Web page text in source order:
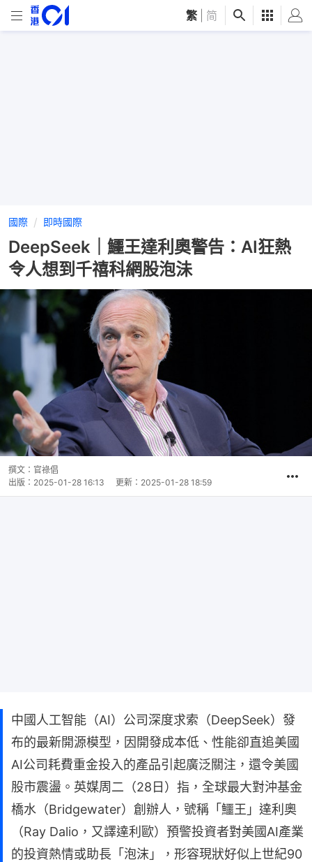
繁 简
國際 即時國際
DeepSeek｜鱷王達利奧警告：AI狂熱
令人想到千禧科網股泡沬
撰文： 官祿倡
出版： 2025-01-28 16:13 更新： 2025-01-28 18:59
中國人工智能（AI）公司深度求索（DeepSeek）發
布的最新開源模型，因開發成本低、性能卻直追美國
AI公司耗費重金投入的產品引起廣泛關注，還令美國
股市震盪。英媒周二（28日）指，全球最大對沖基金
橋水（Bridgewater）創辦人，號稱「鱷王」達利奧
（Ray Dalio，又譯達利歐）預警投資者對美國AI產業
的投資熱情或助長「泡沫」，形容現狀好似上世紀90